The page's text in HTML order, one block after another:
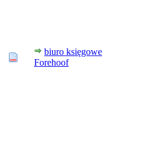
biuro księgowe
Forehoof